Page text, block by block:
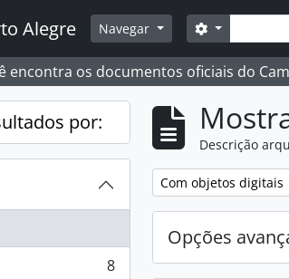
Alegre Navegar Buscar
Opções de
encontra os documentos oficiais do
por:
8
Descrição
Remover filtro:
Com objetos digitais
Opções